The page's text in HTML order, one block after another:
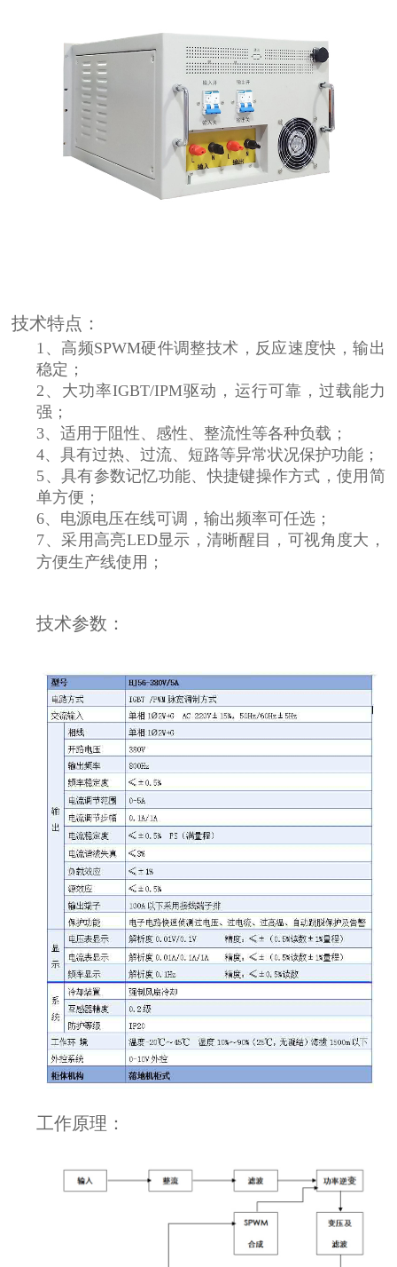
技术特点：
1、高频SPWM硬件调整技术，反应速度快，输出
稳定；
2、大功率IGBT/IPM驱动，运行可靠，过载能力
强；
3、适用于阻性、感性、整流性等各种负载；
4、具有过热、过流、短路等异常状况保护功能；
5、具有参数记忆功能、快捷键操作方式，使用简
单方便；
6、电源电压在线可调，输出频率可任选；
7、采用高亮LED显示，清晰醒目，可视角度大，
方便生产线使用；
技术参数：
工作原理：